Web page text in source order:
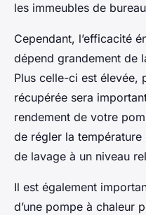
les immeubles de
Cependant, l’efficacité
dépend grandement de
Plus celle-ci est élevée,
récupérée sera
rendement de votre
de régler la
de lavage à un niveau
Il est également
d’une pompe à chaleur